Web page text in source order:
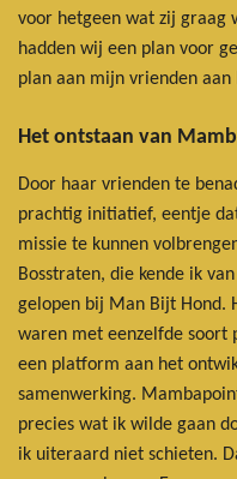
voor hetgeen wat zij graag
hadden wij een plan voor
plan aan mijn vrienden aan
Het ontstaan van
Door haar vrienden te
prachtig initiatief, eentje
missie te kunnen
Bosstraten, die kende ik
gelopen bij Man Bijt Hond.
waren met eenzelfde soort
een platform aan het
samenwerking.
precies wat ik wilde gaan
ik uiteraard niet schieten.